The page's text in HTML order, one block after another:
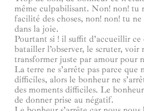
même culpabilisant. Non! non! tu
facilité des choses, non! non! tu
dans la joie.
Pourtant si ! il suffit d’accueillir ce
batailler l’observer, le scruter, voir
transformer juste par amour pour
La terre ne s’arrête pas parce que
difficiles, alors le bonheur ne
des moments difficiles. Le bonheur
de donner prise au négatif.